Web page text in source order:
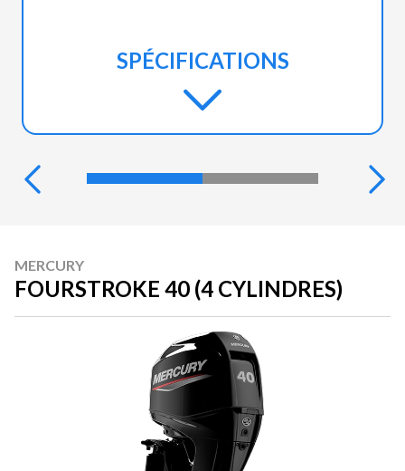
SPÉCIFICATIONS
MERCURY
FOURSTROKE 40 (4 CYLINDRES)